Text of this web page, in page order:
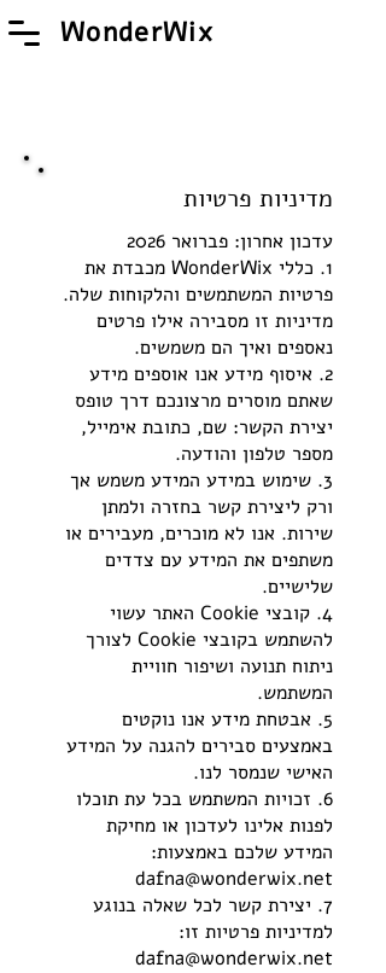
WonderWix
מדיניות פרטיות
עדכון אחרון: פברואר 2026
1. כללי WonderWix מכבדת את
פרטיות המשתמשים והלקוחות שלה.
מדיניות זו מסבירה אילו פרטים
נאספים ואיך הם משמשים.
2. איסוף מידע אנו אוספים מידע
שאתם מוסרים מרצונכם דרך טופס
יצירת הקשר: שם, כתובת אימייל,
מספר טלפון והודעה.
3. שימוש במידע המידע משמש אך
ורק ליצירת קשר בחזרה ולמתן
שירות. אנו לא מוכרים, מעבירים או
משתפים את המידע עם צדדים
שלישיים.
4. קובצי Cookie האתר עשוי
להשתמש בקובצי Cookie לצורך
ניתוח תנועה ושיפור חוויית
המשתמש.
5. אבטחת מידע אנו נוקטים
באמצעים סבירים להגנה על המידע
האישי שנמסר לנו.
6. זכויות המשתמש בכל עת תוכלו
לפנות אלינו לעדכון או מחיקת
המידע שלכם באמצעות:
dafna@wonderwix.net
7. יצירת קשר לכל שאלה בנוגע
למדיניות פרטיות זו:
dafna@wonderwix.net